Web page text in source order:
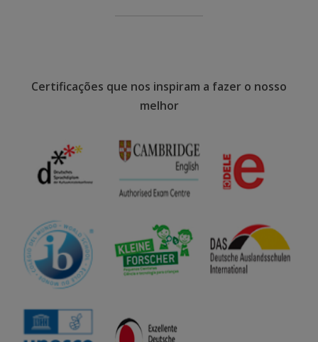
Certificações que nos inspiram a fazer o nosso
melhor